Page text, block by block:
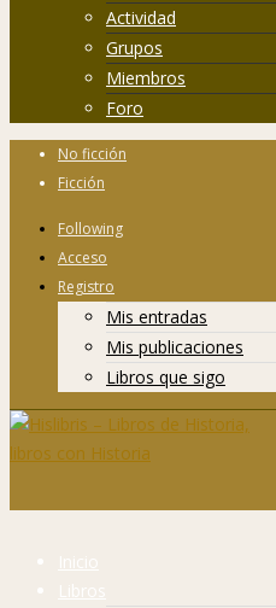
Actividad
Grupos
Miembros
Foro
No ficción
Ficción
Following
Acceso
Registro
Mis entradas
Mis publicaciones
Libros que sigo
Inicio
Libros